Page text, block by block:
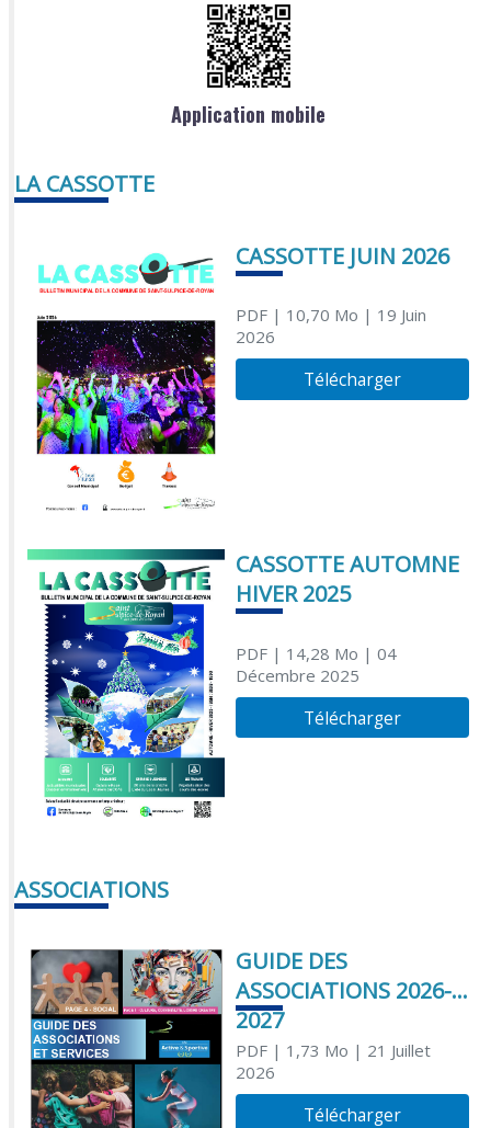
Application mobile
LA CASSOTTE
CASSOTTE JUIN 2026
PDF| 10,70 Mo | 19 Juin
2026
Télécharger
CASSOTTE AUTOMNE
HIVER 2025
PDF| 14,28 Mo | 04
Décembre 2025
Télécharger
ASSOCIATIONS
GUIDE DES
ASSOCIATIONS 2026-
2027
PDF| 1,73 Mo | 21 Juillet
2026
Télécharger